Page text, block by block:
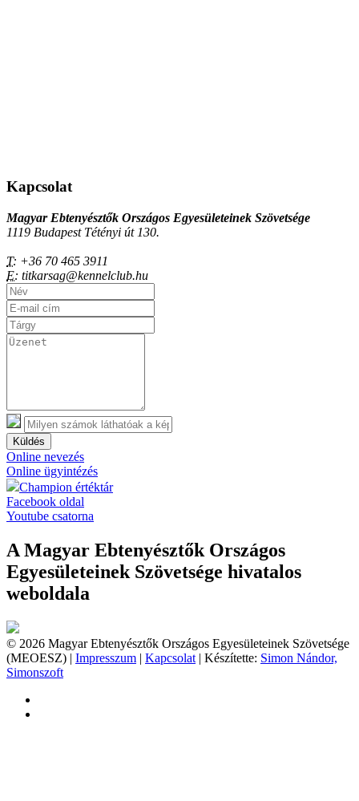
Kapcsolat
Magyar Ebtenyésztők Országos Egyesületeinek Szövetsége
1119 Budapest Tétényi út 130.
T: +36 70 465 3911
E: titkarsag@kennelclub.hu
Küldés
Online nevezés
Online ügyintézés
Champion értéktár
Facebook oldal
Youtube csatorna
A Magyar Ebtenyésztők Országos
Egyesületeinek Szövetsége hivatalos
weboldala
© 2026 Magyar Ebtenyésztők Országos Egyesületeinek Szövetsége
(MEOESZ) | Impresszum | Kapcsolat | Készítette: Simon Nándor,
Simonszoft